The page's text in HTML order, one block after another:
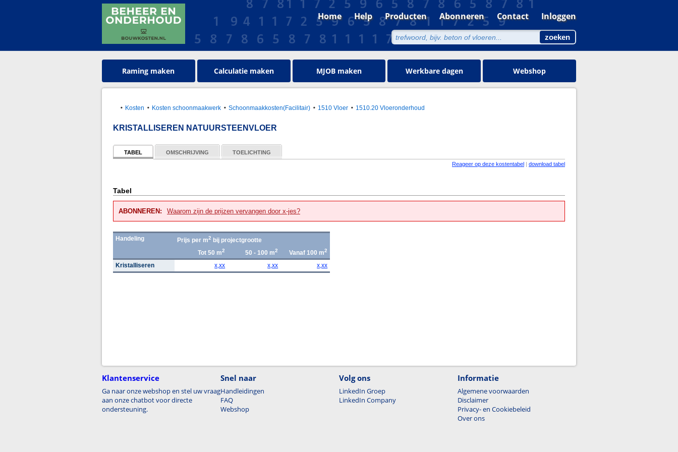
Home Help Producten Abonneren Contact Inloggen
Raming maken Calculatie maken MJOB maken Werkbare dagen Webshop
Kosten Kosten schoonmaakwerk Schoonmaakkosten(Facilitair) 1510 Vloer 1510.20 Vloeronderhoud
KRISTALLISEREN NATUURSTEENVLOER
TABEL OMSCHRIJVING
TOELICHTING
Reageer op deze kostentabel | download tabel
Tabel
ABONNEREN: Waarom zijn de prijzen vervangen door x-jes?
Handeling Prijs per m2 bij projectgrootte
Tot 50 m2 50 - 100 m2 Vanaf 100 m2
Kristalliseren x,xx x,xx x,xx
Klantenservice
Ga naar onze webshop en stel uw vraag
aan onze chatbot voor directe
ondersteuning.
Snel naar
Handleidingen
FAQ
Webshop
Volg ons
LinkedIn Groep
LinkedIn Company
Informatie
Algemene voorwaarden
Disclaimer
Privacy- en Cookiebeleid
Over ons